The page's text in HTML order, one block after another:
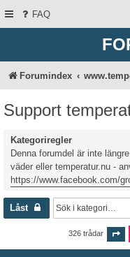
FAQ
Forumindex
Support
Kategoriregler
Denna forumdel är inte
väder eller temperatur.nu -
https://www.facebook.com/
Låst
326 trådar